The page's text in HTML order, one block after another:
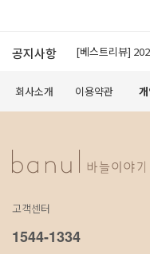
공지사항
[베스트리뷰]
[공지] 무료배송
[공지] 무료배송
[공지]적립금 이
회사소개 이용약관
고객센터
1544-1334